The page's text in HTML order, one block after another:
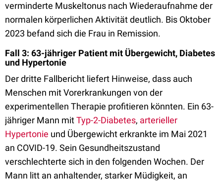
verminderte Muskeltonus nach Wiederaufnahme der
normalen körperlichen Aktivität deutlich. Bis Oktober
2023 befand sich die Frau in Remission.
Fall 3: 63-jähriger Patient mit Übergewicht, Diabetes
und Hypertonie
Der dritte Fallbericht liefert Hinweise, dass auch
Menschen mit Vorerkrankungen von der
experimentellen Therapie profitieren könnten. Ein 63-
jähriger Mann mitTyp-2-Diabetes, arterieller
Hypertonie und Übergewicht erkrankte im Mai 2021
an COVID-19. Sein Gesundheitszustand
verschlechterte sich in den folgenden Wochen. Der
Mann litt an anhaltender, starker Müdigkeit, an